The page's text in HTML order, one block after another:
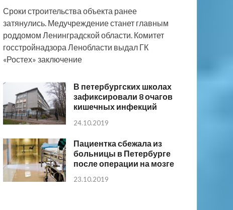
Сроки строительства объекта ранее
затянулись. Медучреждение станет главным
роддомом Ленинградской области. Комитет
госстройнадзора Ленобласти выдал ГК
«Ростех» заключение
В петербургских школах
зафиксировали 8 очагов
кишечных инфекций
24.10.2019
Пациентка сбежала из
больницы в Петербурге
после операции на мозге
23.10.2019